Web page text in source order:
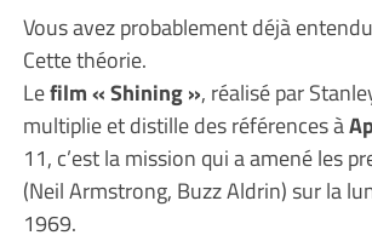
Vous avez probablement déjà
Cette théorie.
Lefilm « Shining », réalisé par
multiplie et distille des références à
11, c’est la mission qui a amené les
(Neil Armstrong, Buzz Aldrin) sur la
1969.